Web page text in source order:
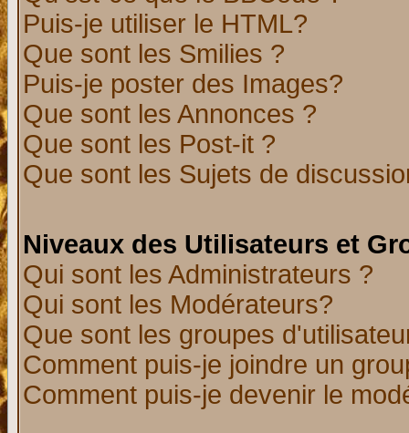
Puis-je utiliser le HTML?
Que sont les Smilies ?
Puis-je poster des Images?
Que sont les Annonces ?
Que sont les Post-it ?
Que sont les Sujets de
Niveaux des Utilisateurs et
Qui sont les Administrateurs ?
Qui sont les Modérateurs?
Que sont les groupes
Comment puis-je joindre un
Comment puis-je devenir le